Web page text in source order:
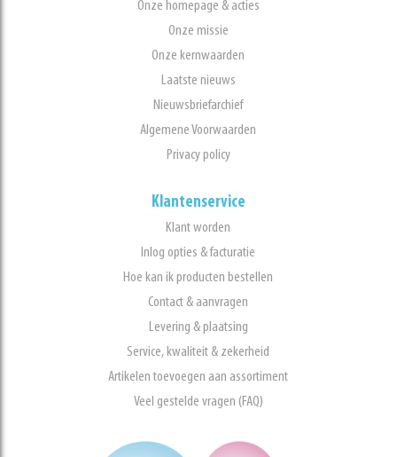
Onze homepage & acties
Onze missie
Onze kernwaarden
Laatste nieuws
Nieuwsbriefarchief
Algemene Voorwaarden
Privacy policy
Klantenservice
Klant worden
Inlog opties & facturatie
Hoe kan ik producten bestellen
Contact & aanvragen
Levering & plaatsing
Service, kwaliteit & zekerheid
Artikelen toevoegen aan assortiment
Veel gestelde vragen (FAQ)